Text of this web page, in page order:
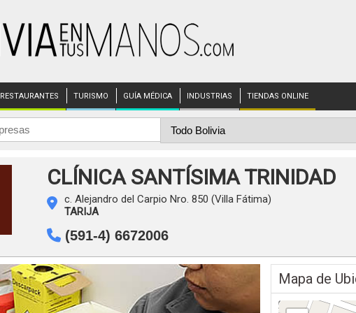
RESTAURANTES TURISMO GUÍA MÉDICA INDUSTRIAS TIENDAS ONLINE
CLÍNICA SANTÍSIMA TRINIDAD
c. Alejandro del Carpio Nro. 850 (Villa Fátima)
TARIJA
(591-4) 6672006
Mapa de